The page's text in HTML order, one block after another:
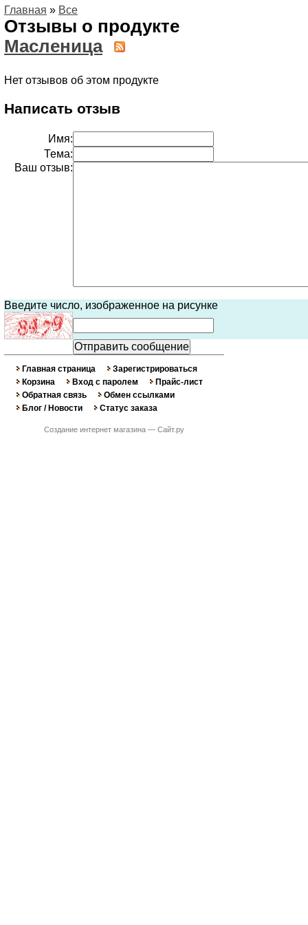
Главная » Все
Отзывы о продукте
Масленица
Нет отзывов об этом продукте
Написать отзыв
Имя:
Тема:
Ваш отзыв:
Введите число, изображенное на рисунке
Главная страница
Зарегистрироваться
Корзина
Вход с паролем
Прайс-лист
Обратная связь
Обмен ссылками
Блог / Новости
Статус заказа
Создание интернет магазина — Сайт.ру